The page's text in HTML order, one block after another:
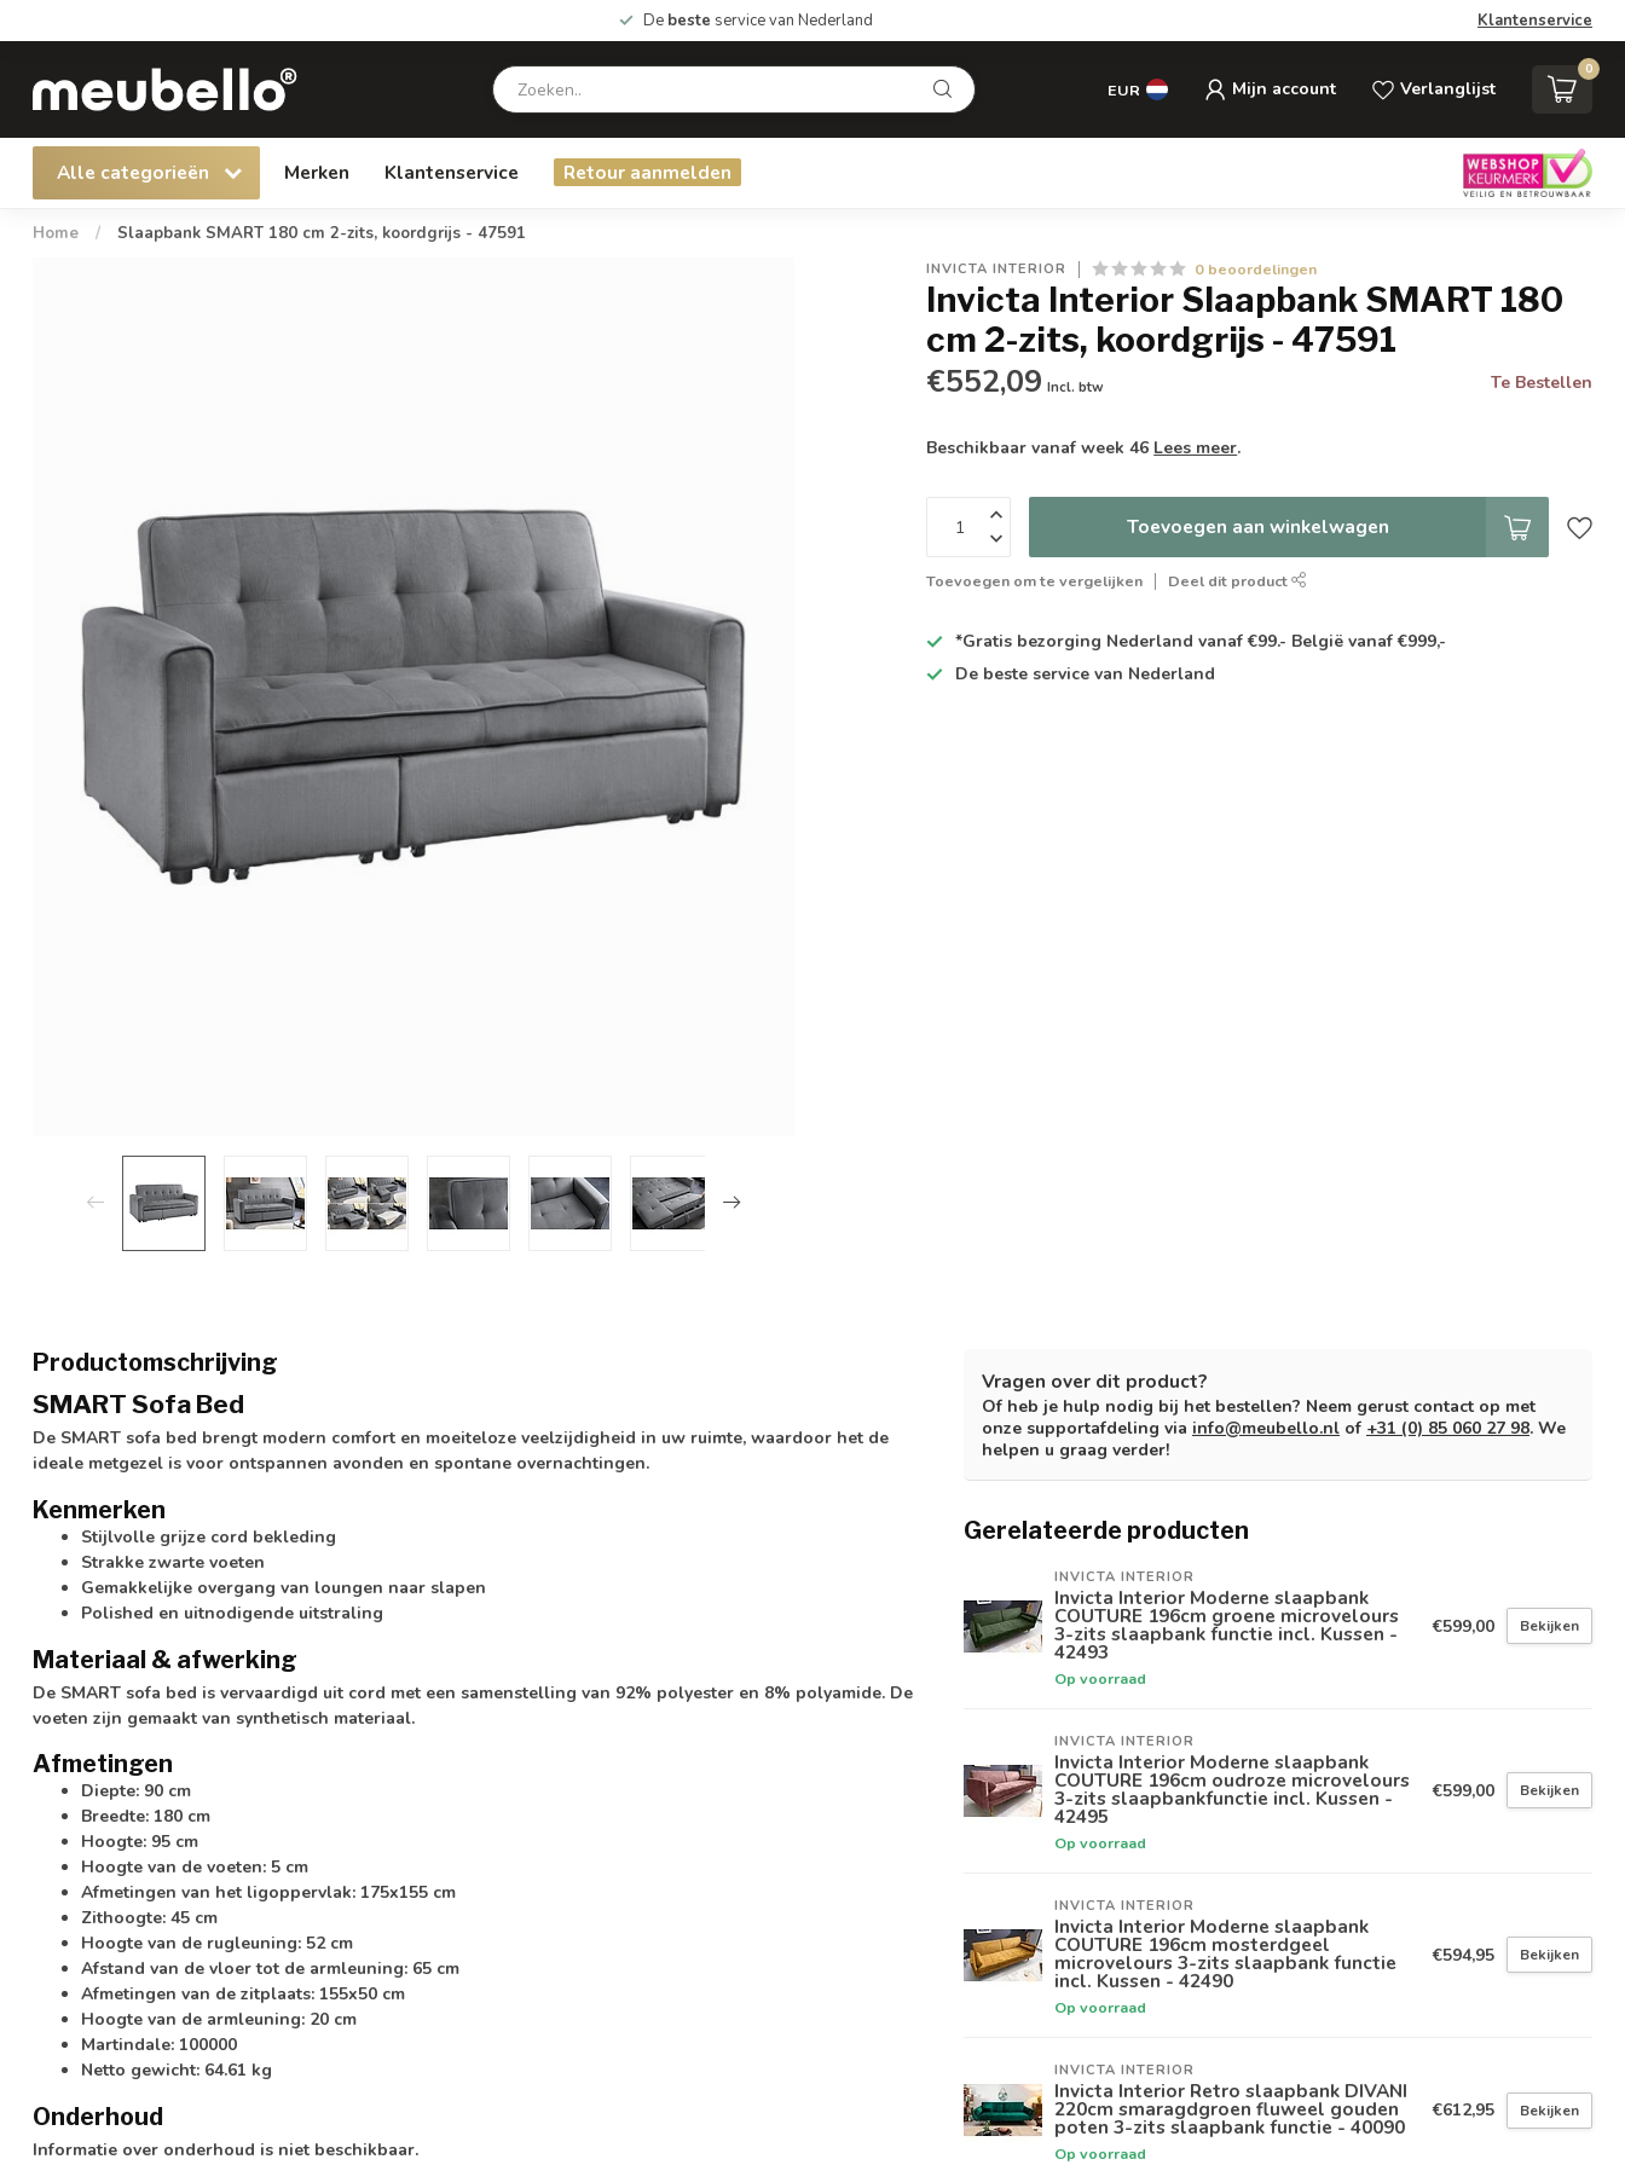
De beste service van Nederland Klantenservice
EUR Mijn account Verlanglijst
0
Alle categorieën Merken Klantenservice Retour aanmelden
Home / Slaapbank SMART 180 cm 2-zits, koordgrijs - 47591
INVICTA INTERIOR 0 beoordelingen
Invicta Interior Slaapbank SMART 180
cm 2-zits, koordgrijs - 47591
€552,09 Incl. btw Te Bestellen
Beschikbaar vanaf week 46 Lees meer.
Toevoegen aan winkelwagen
Toevoegen om te vergelijken Deel dit product
*Gratis bezorging Nederland vanaf €99.- België vanaf €999,-
De beste service van Nederland
Productomschrijving
SMART Sofa Bed
De SMART sofa bed brengt modern comfort en moeiteloze veelzijdigheid in uw ruimte, waardoor het de
ideale metgezel is voor ontspannen avonden en spontane overnachtingen.
Kenmerken
Stijlvolle grijze cord bekleding
Strakke zwarte voeten
Gemakkelijke overgang van loungen naar slapen
Polished en uitnodigende uitstraling
Materiaal & afwerking
De SMART sofa bed is vervaardigd uit cord met een samenstelling van 92% polyester en 8% polyamide. De
voeten zijn gemaakt van synthetisch materiaal.
Afmetingen
Diepte: 90 cm
Breedte: 180 cm
Hoogte: 95 cm
Hoogte van de voeten: 5 cm
Afmetingen van het ligoppervlak: 175x155 cm
Zithoogte: 45 cm
Hoogte van de rugleuning: 52 cm
Afstand van de vloer tot de armleuning: 65 cm
Afmetingen van de zitplaats: 155x50 cm
Hoogte van de armleuning: 20 cm
Martindale: 100000
Netto gewicht: 64.61 kg
Onderhoud
Informatie over onderhoud is niet beschikbaar.
Vragen over dit product?
Of heb je hulp nodig bij het bestellen? Neem gerust contact op met
onze supportafdeling via info@meubello.nl of +31 (0) 85 060 27 98. We
helpen u graag verder!
Gerelateerde producten
INVICTA INTERIOR
Invicta Interior Moderne slaapbank
COUTURE 196cm groene microvelours
3-zits slaapbank functie incl. Kussen -
42493
Op voorraad
€599,00 Bekijken
INVICTA INTERIOR
Invicta Interior Moderne slaapbank
COUTURE 196cm oudroze microvelours
3-zits slaapbankfunctie incl. Kussen -
42495
Op voorraad
€599,00 Bekijken
INVICTA INTERIOR
Invicta Interior Moderne slaapbank
COUTURE 196cm mosterdgeel
microvelours 3-zits slaapbank functie
incl. Kussen - 42490
Op voorraad
€594,95 Bekijken
INVICTA INTERIOR
Invicta Interior Retro slaapbank DIVANI
220cm smaragdgroen fluweel gouden
poten 3-zits slaapbank functie - 40090
Op voorraad
€612,95 Bekijken